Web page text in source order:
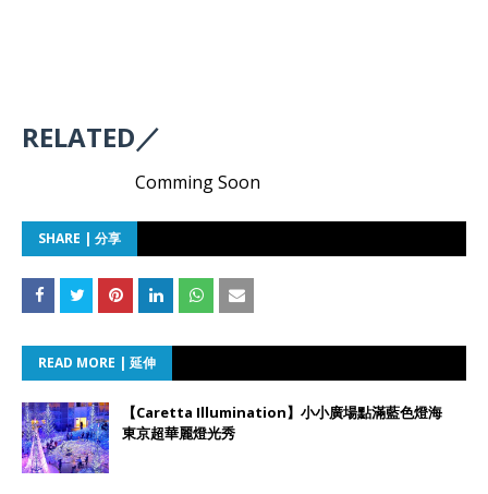
RELATED／
Comming Soon
SHARE | 分享
READ MORE | 延伸
【Caretta Illumination】小小廣場點滿藍色燈海
東京超華麗燈光秀